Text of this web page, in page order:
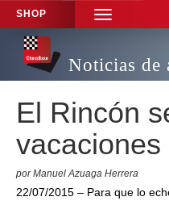
SHOP
TOGGLE
NAVIGATION
Noticias de
El Rincón
vacaciones
por Manuel Azuaga Herrera
22/07/2015 – Para que lo